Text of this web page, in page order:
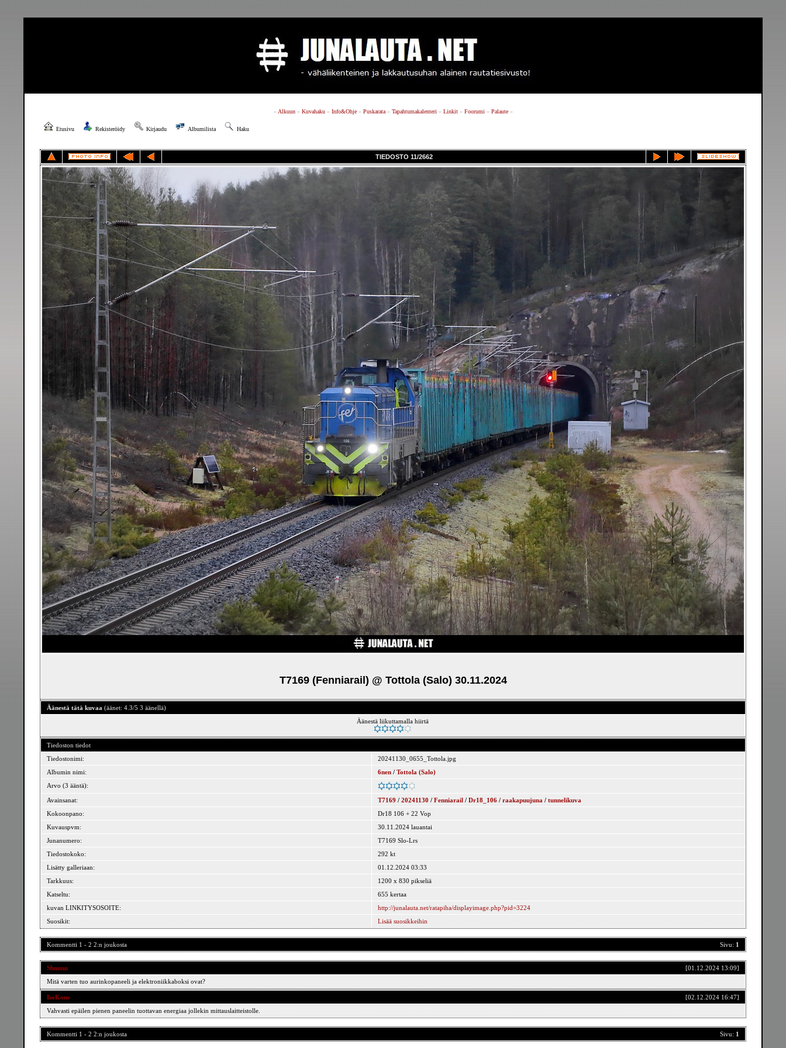
» Alkuun» Kuvahaku» Info&Ohje» Puskarata» Tapahtumakalenteri » Linkit» Foorumi » Palaute»
Etusivu Rekisteröidy Kirjaudu Albumilista Haku
TIEDOSTO 11/2662
T7169 (Fenniarail) @ Tottola (Salo) 30.11.2024
Äänestä tätä kuvaa (äänet: 4.3/5 3 äänellä)
Äänestä liikuttamalla hiirtä
Tiedoston tiedot
Tiedostonimi:
20241130_0655_Tottola.jpg
Albumin nimi:
6nen / Tottola (Salo)
Arvo (3 ääntä):
Avainsanat: T7169 / 20241130 / Fenniarail / Dr18_106 / raakapuujuna / tunnelikuva
Kokoonpano:
Dr18 106 + 22 Vop
Kuvauspvm:
30.11.2024 lauantai
Junanumero:
T7169 Slo-Lrs
Tiedostokoko:
292 kt
Lisätty galleriaan:
01.12.2024 03:33
Tarkkuus:
1200 x 830 pikseliä
Katseltu:
655 kertaa
kuvan LINKITYSOSOITE:
http://junalauta.net/ratapiha/displayimage.php?pid=3224
Suosikit:
Lisää suosikkeihin
Kommentti 1 - 2 2:n joukosta Sivu: 1
Shmmn
[01.12.2024 13:09]
Mitä varten tuo aurinkopaneeli ja elektroniikkaboksi ovat?
IsoKone
[02.12.2024 16:47]
Vahvasti epäilen pienen paneelin tuottavan energiaa jollekin mittauslaitteistolle.
Kommentti 1 - 2 2:n joukosta Sivu: 1